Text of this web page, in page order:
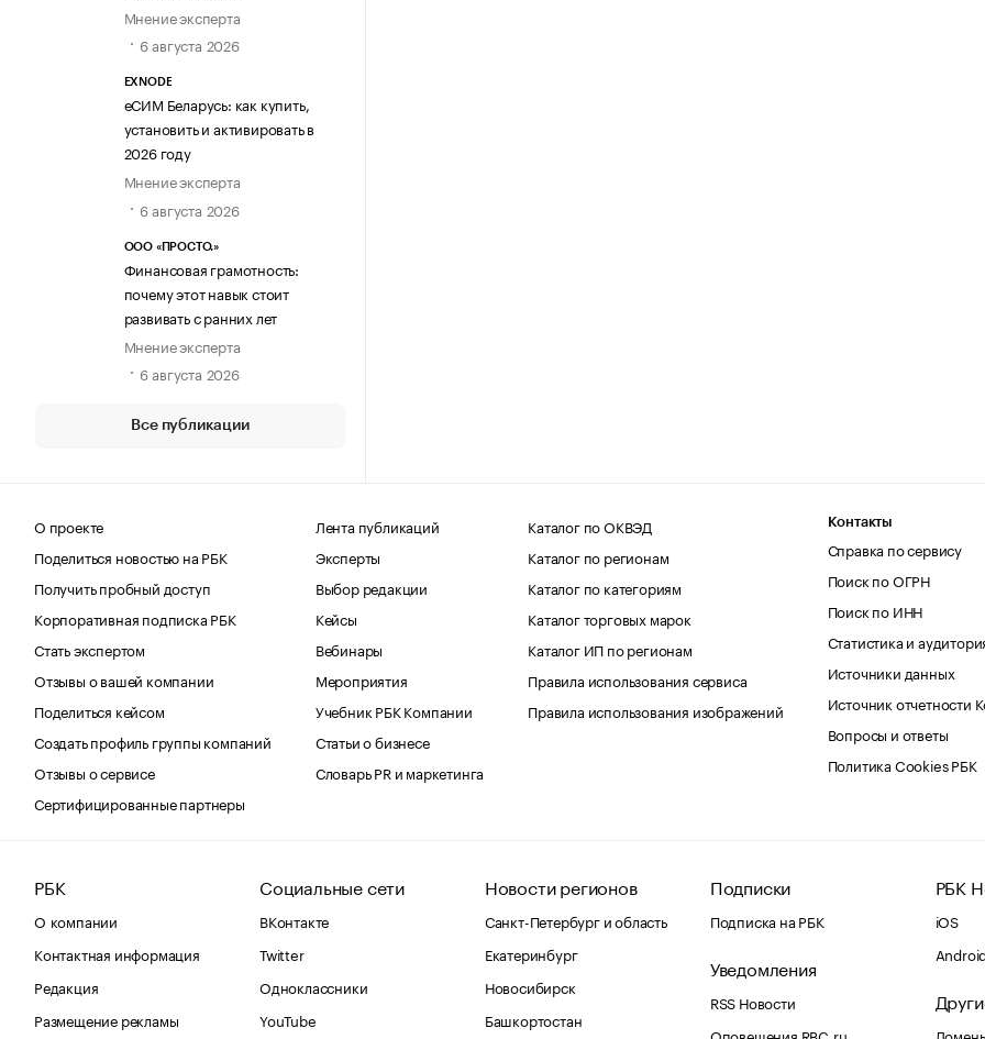
Мнение эксперта
6 августа 2026
EXNODE
еСИМ Беларусь: как купить,
установить и активировать в
2026 году
Мнение эксперта
6 августа 2026
ООО «ПРОСТО.»
Финансовая грамотность:
почему этот навык стоит
развивать с ранних лет
Мнение эксперта
6 августа 2026
Все публикации
О проекте
Поделиться новостью на РБК
Получить пробный доступ
Корпоративная подписка РБК
Стать экспертом
Отзывы о вашей компании
Поделиться кейсом
Создать профиль группы компаний
Отзывы о сервисе
Сертифицированные партнеры
Лента публикаций
Эксперты
Выбор редакции
Кейсы
Вебинары
Мероприятия
Учебник РБК Компании
Статьи о бизнесе
Словарь PR и маркетинга
Каталог по ОКВЭД
Каталог по регионам
Каталог по категориям
Каталог торговых марок
Каталог ИП по регионам
Правила использования сервиса
Правила использования изображений
Контакты
Справка по сервису
Поиск по ОГРН
Поиск по ИНН
Статистика и
Источники данных
Источник отчетности
Вопросы и ответы
Политика Cookies РБК
РБК
О компании
Контактная информация
Редакция
Размещение рекламы
Социальные сети
ВКонтакте
Twitter
Одноклассники
YouTube
Новости регионов
Санкт-Петербург и область
Екатеринбург
Новосибирск
Башкортостан
Подписки
Подписка на РБК
Уведомления
RSS Новости
Оповещения RBC.ru
РБК
iOS